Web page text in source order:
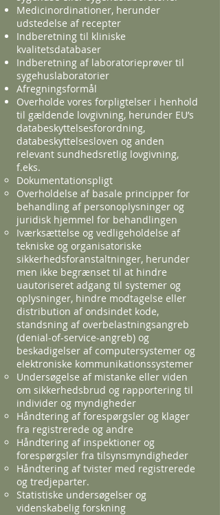
Medicinordinationer, herunder
udstedelse af recepter
Indberetning til kliniske
kvalitetsdatabaser
Indberetning af laboratorieprøver til
sygehuslaboratorier
Afregningsformål
Overholde vores forpligtelser i henhold
til gældende lovgivning, herunder EU’s
databeskyttelsesforordning,
databeskyttelsesloven og anden
relevant sundhedsretlig lovgivning,
f.eks.
Dokumentationspligt
Overholdelse af basale principper for
behandling af personoplysninger og
juridisk hjemmel for behandlingen
Iværksættelse og vedligeholdelse af
tekniske og organisatoriske
sikkerhedsforanstaltninger, herunder
men ikke begrænset til at hindre
uautoriseret adgang til systemer og
oplysninger, hindre modtagelse eller
distribution af ondsindet kode,
standsning af overbelastningsangreb
(denial-of-service-angreb) og
beskadigelser af computersystemer og
elektroniske kommunikationssystemer
Undersøgelse af mistanke eller viden
om sikkerhedsbrud og rapportering til
individer og myndigheder
Håndtering af forespørgsler og klager
fra registrerede og andre
Håndtering af inspektioner og
forespørgsler fra tilsynsmyndigheder
Håndtering af tvister med registrerede
og tredjeparter.
Statistiske undersøgelser og
videnskabelig forskning